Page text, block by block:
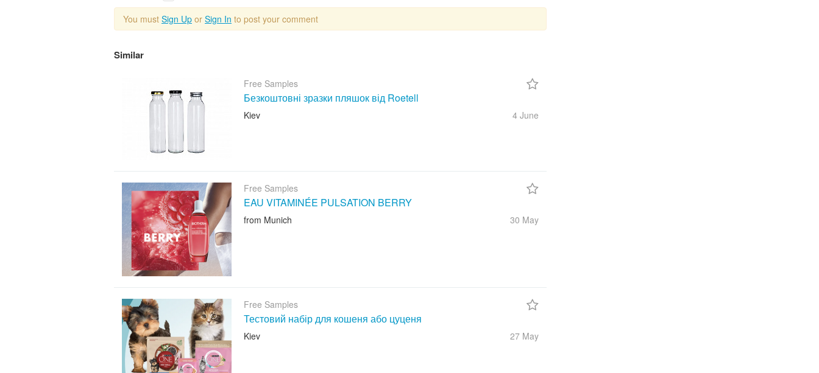
You must Sign Up or Sign In to post your comment
Similar
Free Samples
Безкоштовні зразки пляшок від Roetell
Kiev 4 June
Free Samples
EAU VITAMINÉE PULSATION BERRY
from Munich 30 May
Free Samples
Тестовий набір для кошеня або цуценя
Kiev 27 May